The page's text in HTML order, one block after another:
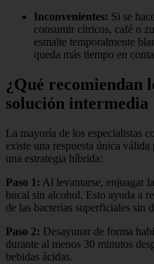
Inconvenientes: Si se
consumir cítricos, café o
esmalte temporalmente
queda más tiempo en
¿Qué recomiendan
solución intermedia
La mayoría de los especialistas
existe una respuesta única
una estrategia híbrida:
Paso 1: Al levantarse, enjuagar
bucal sin alcohol. Esto ayuda a
de las bacterias superficiales sin
Paso 2: Desayunar de forma
durante al menos 30 minutos
bebidas ácidas.